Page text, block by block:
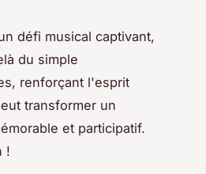
défi musical captivant,
du simple
renforçant l'esprit
transformer un
et participatif.
!